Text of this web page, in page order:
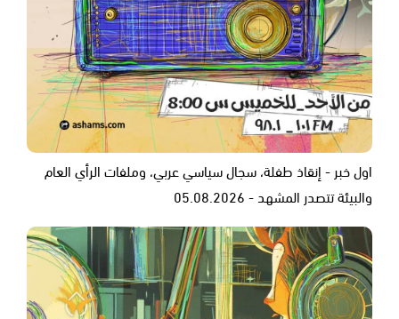
اول خبر - إنقاذ طفلة، سجال سياسي عربي، وملفات الرأي العام
والبيئة تتصدر المشهد - 05.08.2026